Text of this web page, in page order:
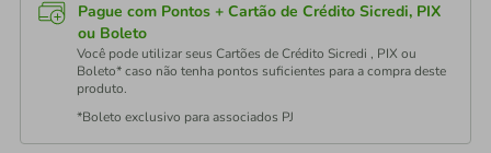
Pague com Pontos + Cartão de Crédito Sicredi, PIX
ou Boleto
Você pode utilizar seus Cartões de Crédito Sicredi , PIX ou
Boleto* caso não tenha pontos suficientes para a compra deste
produto.
*Boleto exclusivo para associados PJ